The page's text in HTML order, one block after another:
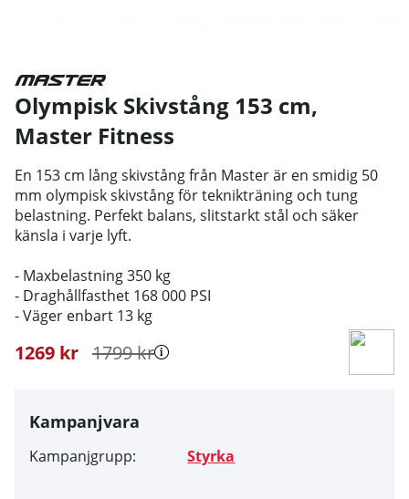
Olympisk Skivstång 153 cm,
Master Fitness
En 153 cm lång skivstång från Master är en smidig 50
mm olympisk skivstång för teknikträning och tung
belastning. Perfekt balans, slitstarkt stål och säker
känsla i varje lyft.
- Maxbelastning 350 kg
- Draghållfasthet 168 000 PSI
- Väger enbart 13 kg
1799kr
1269 kr
Kampanjvara
Kampanjgrupp: Styrka